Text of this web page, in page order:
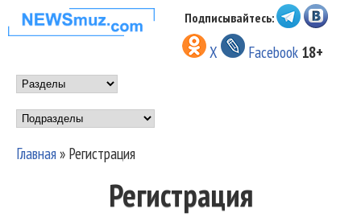
Перейти к основному
содержанию
НОВОСТИ
МУЗЫКИ И
ШОУ БИЗНЕСА
NEWSMUZ.COM
Подписывайтесь:
X Facebook 18+
Main menu
Подразделы
Главная» Регистрация
Регистрация